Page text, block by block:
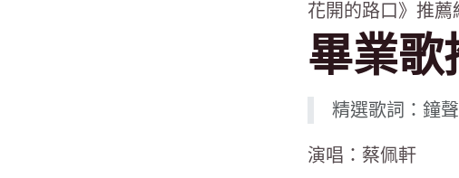
花開的路口》推薦
畢業歌
精選歌詞：鐘
演唱：蔡佩軒